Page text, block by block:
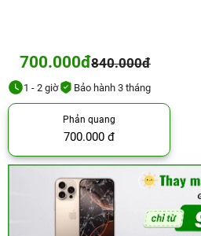
700.000đ840.000đ
1 - 2 giờ Bảo hành 3 tháng
Phản quang
700.000 đ